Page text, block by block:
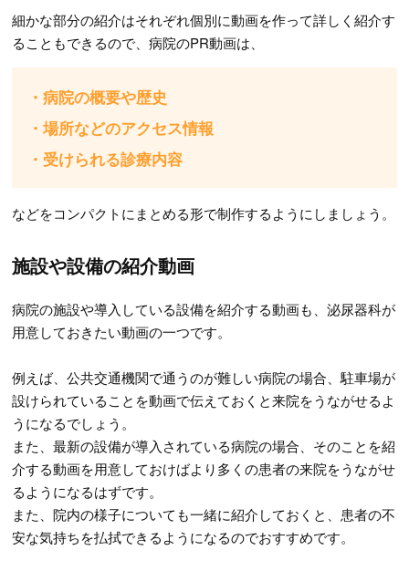
細かな部分の紹介はそれぞれ個別に動画を作って詳しく紹介す
ることもできるので、病院のPR動画は、
・病院の概要や歴史
・場所などのアクセス情報
・受けられる診療内容
などをコンパクトにまとめる形で制作するようにしましょう。
施設や設備の紹介動画
病院の施設や導入している設備を紹介する動画も、泌尿器科が
用意しておきたい動画の一つです。
例えば、公共交通機関で通うのが難しい病院の場合、駐車場が
設けられていることを動画で伝えておくと来院をうながせるよ
うになるでしょう。
また、最新の設備が導入されている病院の場合、そのことを紹
介する動画を用意しておけばより多くの患者の来院をうながせ
るようになるはずです。
また、院内の様子についても一緒に紹介しておくと、患者の不
安な気持ちを払拭できるようになるのでおすすめです。